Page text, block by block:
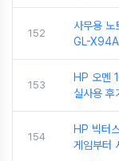
152
사무용
GL-X94A
153
HP 오멘
실사용
154
HP 빅터
게임부터